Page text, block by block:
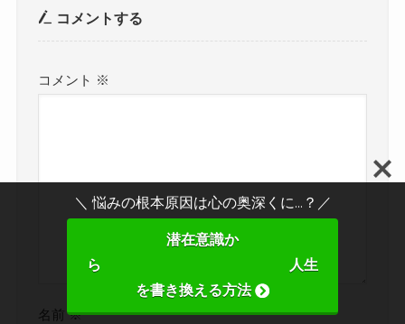
コメントする
コメント ※
名前※
＼ 悩みの根本原因は心の奥深くに...？／
潜在意識か
ら 人生
を書き換える方法